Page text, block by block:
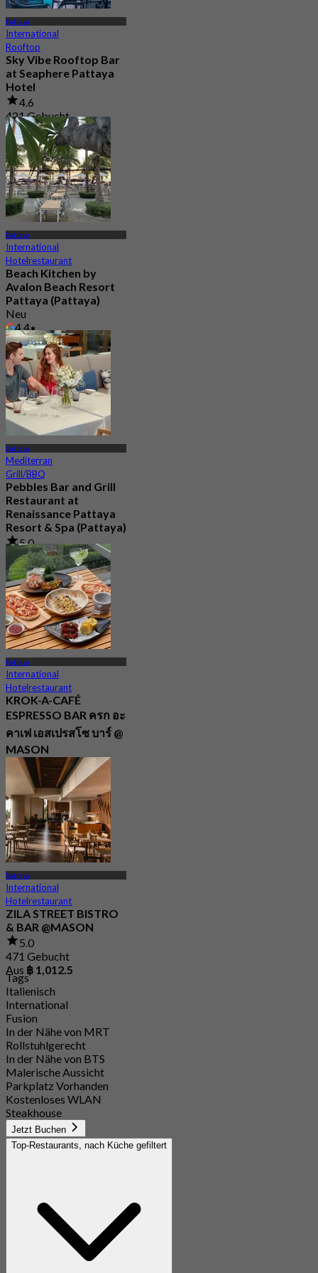
Pattaya
International
Rooftop
Sky Vibe Rooftop Bar
at Seaphere Pattaya
Hotel
4.6
421 Gebucht
Aus฿ 495
Pattaya
International
Hotelrestaurant
Beach Kitchen by
Avalon Beach Resort
Pattaya (Pattaya)
Neu
4.4
Aus฿ 472.5
Pattaya
Mediterran
Grill/BBQ
Pebbles Bar and Grill
Restaurant at
Renaissance Pattaya
Resort & Spa (Pattaya)
5.0
322 Gebucht
Aus฿ 699
Pattaya
International
Hotelrestaurant
KROK-A-CAFÉ
ESPRESSO BAR ครก อะ
คาเฟ เอสเปรสโซ บาร์ @
MASON
Neu
4.8
Aus ฿ 1,754
Pattaya
International
Hotelrestaurant
ZILA STREET BISTRO
& BAR @MASON
5.0
471 Gebucht
Aus ฿ 1,012.5
Tags
Italienisch
International
Fusion
In der Nähe von MRT
Rollstuhlgerecht
In der Nähe von BTS
Malerische Aussicht
Parkplatz Vorhanden
Kostenloses WLAN
Steakhouse
Jetzt Buchen
Top-Restaurants, nach Küche gefiltert